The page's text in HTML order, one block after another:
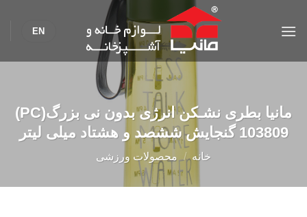
EN
مانیا بطری نشـکن انرژی بدون نی بزرگ(PC)
103809 گنجایش ششصد و هشتاد میلی لیتر
خانه / محصولات ورزشی